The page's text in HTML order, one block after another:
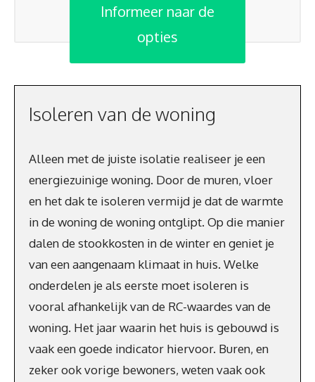
Informeer naar de
opties
Isoleren van de woning
Alleen met de juiste isolatie realiseer je een
energiezuinige woning. Door de muren, vloer
en het dak te isoleren vermijd je dat de warmte
in de woning de woning ontglipt. Op die manier
dalen de stookkosten in de winter en geniet je
van een aangenaam klimaat in huis. Welke
onderdelen je als eerste moet isoleren is
vooral afhankelijk van de RC-waardes van de
woning. Het jaar waarin het huis is gebouwd is
vaak een goede indicator hiervoor. Buren, en
zeker ook vorige bewoners, weten vaak ook